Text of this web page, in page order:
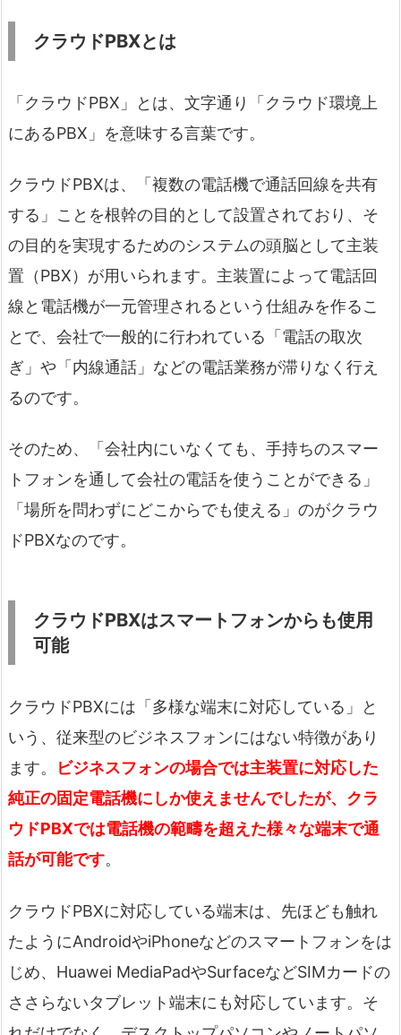
クラウドPBXとは
「クラウドPBX」とは、文字通り「クラウド環境上
にあるPBX」を意味する言葉です。
クラウドPBXは、「複数の電話機で通話回線を共有
する」ことを根幹の目的として設置されており、そ
の目的を実現するためのシステムの頭脳として主装
置（PBX）が用いられます。主装置によって電話回
線と電話機が一元管理されるという仕組みを作るこ
とで、会社で一般的に行われている「電話の取次
ぎ」や「内線通話」などの電話業務が滞りなく行え
るのです。
そのため、「会社内にいなくても、手持ちのスマー
トフォンを通して会社の電話を使うことができる」
「場所を問わずにどこからでも使える」のがクラウ
ドPBXなのです。
クラウドPBXはスマートフォンからも使用
可能
クラウドPBXには「多様な端末に対応している」と
いう、従来型のビジネスフォンにはない特徴があり
ます。
ビジネスフォンの場合では主装置に対応した
純正の固定電話機にしか使えませんでしたが、クラ
ウドPBXでは電話機の範疇を超えた様々な端末で通
話が可能です。
クラウドPBXに対応している端末は、先ほども触れ
たようにAndroidやiPhoneなどのスマートフォンをは
じめ、Huawei MediaPadやSurfaceなどSIMカードの
ささらないタブレット端末にも対応しています。そ